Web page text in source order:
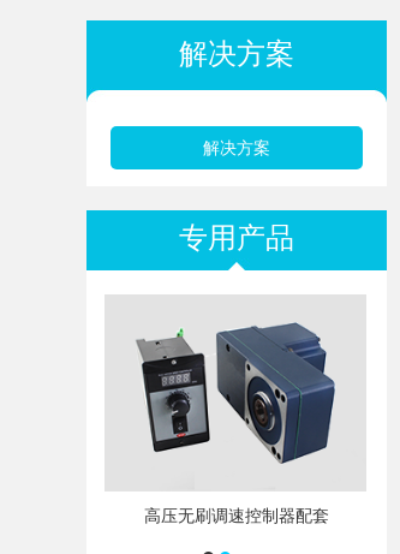
解决方案
解决方案
专用产品
低压伺服减速电机配套